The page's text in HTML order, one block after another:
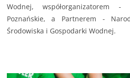
Wodnej, współorganizatorem -
Poznańskie, a Partnerem -
Środowiska i Gospodarki Wodnej.